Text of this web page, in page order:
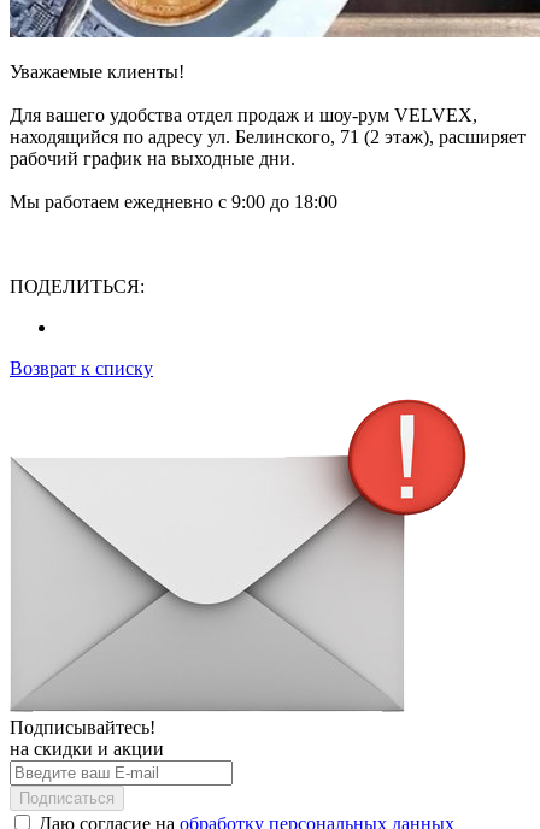
Уважаемые клиенты!
Для вашего удобства отдел продаж и шоу-рум VELVEX,
находящийся по адресу ул. Белинского, 71 (2 этаж), расширяет
рабочий график на выходные дни.
Мы работаем ежедневно с 9:00 до 18:00
ПОДЕЛИТЬСЯ:
Возврат к списку
Подписывайтесь!
на скидки и акции
Подписаться
Даю согласие на обработку персональных данных